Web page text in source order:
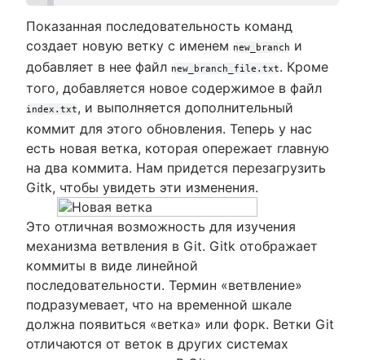
Показанная последовательность команд
создает новую ветку с именем new_branch и
добавляет в нее файл new_branch_file.txt. Кроме
того, добавляется новое содержимое в файл
index.txt, и выполняется дополнительный
коммит для этого обновления. Теперь у нас
есть новая ветка, которая опережает главную
на два коммита. Нам придется перезагрузить
Gitk, чтобы увидеть эти изменения.
Это отличная возможность для изучения
механизма ветвления в Git. Gitk отображает
коммиты в виде линейной
последовательности. Термин «ветвление»
подразумевает, что на временной шкале
должна появиться «ветка» или форк. Ветки Git
отличаются от веток в других системах